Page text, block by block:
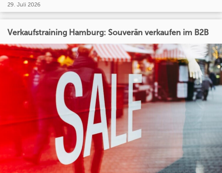
29. Juli 2026
Verkaufstraining Hamburg: Souverän verkaufen im B2B